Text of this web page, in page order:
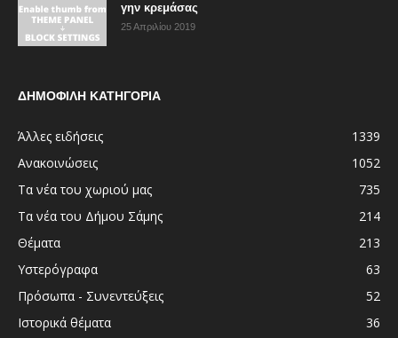
γην κρεμάσας
25 Απριλίου 2019
ΔΗΜΟΦΙΛΗ ΚΑΤΗΓΟΡΙΑ
Άλλες ειδήσεις
1339
Ανακοινώσεις
1052
Τα νέα του χωριού μας
735
Τα νέα του Δήμου Σάμης
214
Θέματα
213
Υστερόγραφα
63
Πρόσωπα - Συνεντεύξεις
52
Ιστορικά θέματα
36